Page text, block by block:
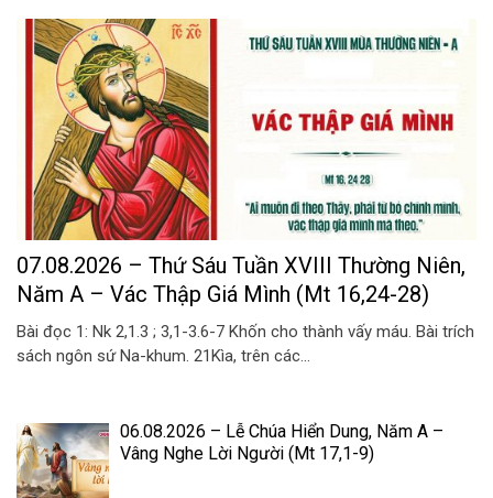
07.08.2026 – Thứ Sáu Tuần XVIII Thường Niên,
Năm A – Vác Thập Giá Mình (Mt 16,24-28)
Bài đọc 1: Nk 2,1.3 ; 3,1-3.6-7 Khốn cho thành vấy máu. Bài trích
sách ngôn sứ Na-khum. 21Kìa, trên các...
06.08.2026 – Lễ Chúa Hiển Dung, Năm A –
Vâng Nghe Lời Người (Mt 17,1-9)